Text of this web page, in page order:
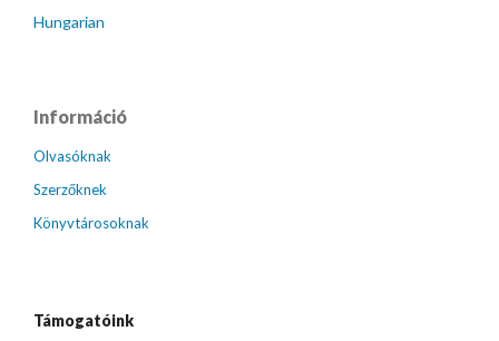
Hungarian
Információ
Olvasóknak
Szerzőknek
Könyvtárosoknak
Támogatóink